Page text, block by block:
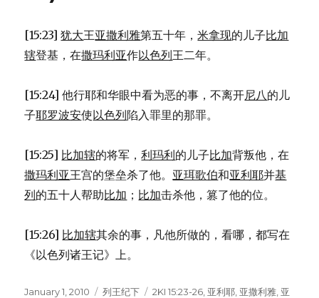
15:17-
22)
[15:23]犹大王亚撒利雅第五十年，米拿现的儿子比加
辖登基，在撒玛利亚作以色列王二年。
[15:24] 他行耶和华眼中看为恶的事，不离开尼八的儿
子耶罗波安使以色列陷入罪里的那罪。
[15:25] 比加辖的将军，利玛利的儿子比加背叛他，在
撒玛利亚王宫的堡垒杀了他。 亚珥歌伯和亚利耶并基
列的五十人帮助比加 ； 比加击杀他，篡了他的位。
[15:26] 比加辖其余的事，凡他所做的，看哪，都写在
《以色列诸王记》上。
Posted
January 1, 2010 Categories
列王纪下 Tags
2KI 15:23-26 亚利耶 亚撒利雅 亚